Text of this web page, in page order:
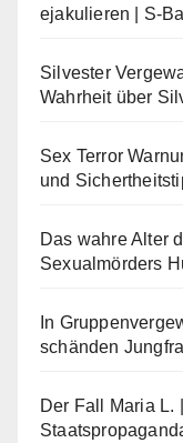
ejakulieren | S-
Silvester
Wahrheit über
Sex Terror
und
Das wahre Alter
Sexualmörders
In
schänden
Der Fall Maria L.